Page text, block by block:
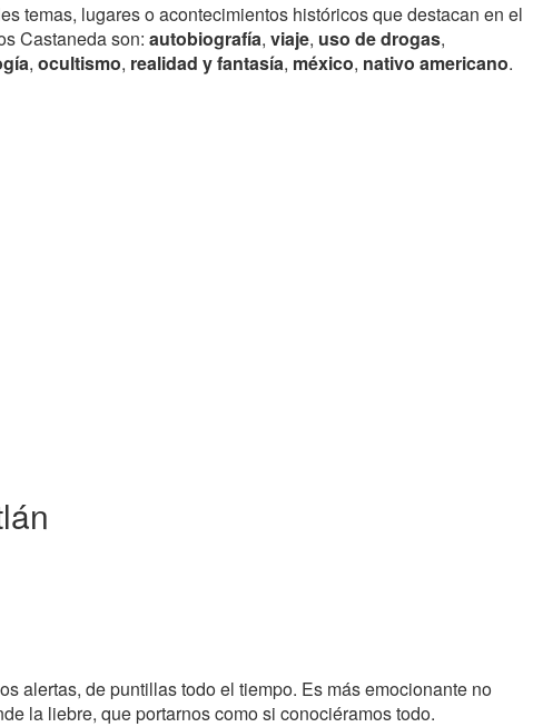
temas, lugares o acontecimientos históricos que destacan en el
Castaneda son: autobiografía, viaje, uso de drogas,
, ocultismo, realidad y fantasía, méxico, nativo americano.
alertas, de puntillas todo el tiempo. Es más emocionante no
la liebre, que portarnos como si conociéramos todo.